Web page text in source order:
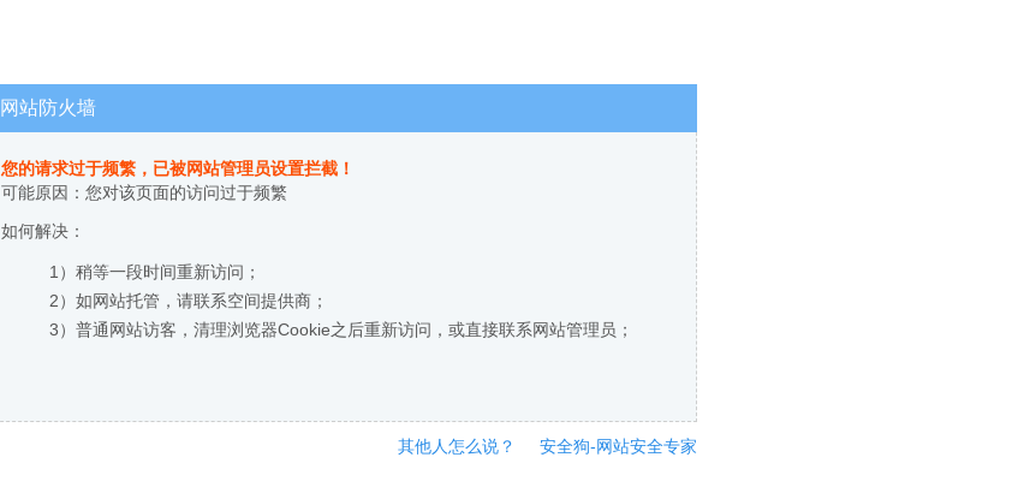
网站防火墙
您的请求过于频繁，已被网站管理员设置拦截！
可能原因：您对该页面的访问过于频繁
如何解决：
1）稍等一段时间重新访问；
2）如网站托管，请联系空间提供商；
3）普通网站访客，清理浏览器Cookie之后重新访问，或直接联系网站管理员；
其他人怎么说？ 安全狗-网站安全专家